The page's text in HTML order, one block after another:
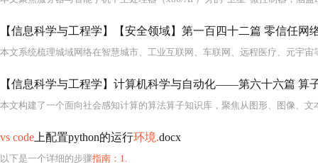
【信息科学与工程学】【安全领域】第一百四十二篇 零信任网
vs code 上配置python的运行环境.docx
以下是一个详细的步骤指南：1.